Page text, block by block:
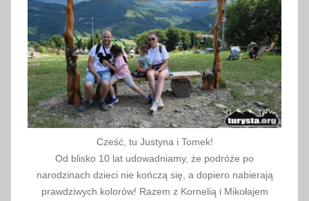
2
Cześć, tu Justyna i Tomek!
Od blisko 10 lat udowadniamy, że podróże po
narodzinach dzieci nie kończą się, a dopiero nabierają
prawdziwych kolorów! Razem z Kornelią i Mikołajem